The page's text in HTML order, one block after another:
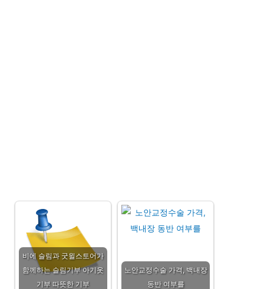
비에 슬림과 굿윌스토어가
함께하는 슬림기부 아기옷
기부 따뜻한 기부
노안교정수술 가격, 백내장
동반 여부를